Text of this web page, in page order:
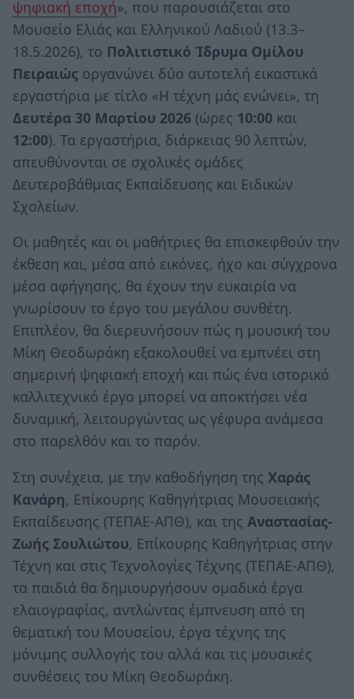
ψηφιακή εποχή», που παρουσιάζεται στο
Μουσείο Ελιάς και Ελληνικού Λαδιού (13.3–
18.5.2026), το Πολιτιστικό Ίδρυμα Ομίλου
Πειραιώς οργανώνει δύο αυτοτελή εικαστικά
εργαστήρια με τίτλο «Η τέχνη μάς ενώνει», τη
Δευτέρα 30 Μαρτίου 2026 (ώρες 10:00 και
12:00). Τα εργαστήρια, διάρκειας 90 λεπτών,
απευθύνονται σε σχολικές ομάδες
Δευτεροβάθμιας Εκπαίδευσης και Ειδικών
Σχολείων.
Οι μαθητές και οι μαθήτριες θα επισκεφθούν την
έκθεση και, μέσα από εικόνες, ήχο και σύγχρονα
μέσα αφήγησης, θα έχουν την ευκαιρία να
γνωρίσουν το έργο του μεγάλου συνθέτη.
Επιπλέον, θα διερευνήσουν πώς η μουσική του
Μίκη Θεοδωράκη εξακολουθεί να εμπνέει στη
σημερινή ψηφιακή εποχή και πώς ένα ιστορικό
καλλιτεχνικό έργο μπορεί να αποκτήσει νέα
δυναμική, λειτουργώντας ως γέφυρα ανάμεσα
στο παρελθόν και το παρόν.
Στη συνέχεια, με την καθοδήγηση της Χαράς
Κανάρη, Επίκουρης Καθηγήτριας Μουσειακής
Εκπαίδευσης (ΤΕΠΑΕ-ΑΠΘ), και της Αναστασίας-
Ζωής Σουλιώτου, Επίκουρης Καθηγήτριας στην
Τέχνη και στις Τεχνολογίες Τέχνης (ΤΕΠΑΕ-ΑΠΘ),
τα παιδιά θα δημιουργήσουν ομαδικά έργα
ελαιογραφίας, αντλώντας έμπνευση από τη
θεματική του Μουσείου, έργα τέχνης της
μόνιμης συλλογής του αλλά και τις μουσικές
συνθέσεις του Μίκη Θεοδωράκη.